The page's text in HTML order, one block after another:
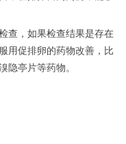
查，如果检查结果是存在
用促排卵的药物改善，比
隐亭片等药物。